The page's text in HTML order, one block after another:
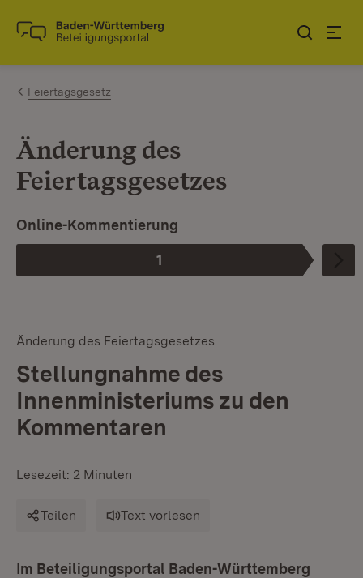
Zum Inhalt springen
Link zur Startseite
Feiertagsgesetz
Änderung des
Feiertagsgesetzes
Phase
1
:
Online-Kommentierung
Änderung des Feiertagsgesetzes
Stellungnahme des
Innenministeriums zu den
Kommentaren
Lesezeit: 2 Minuten
Teilen Text vorlesen
Im Beteiligungsportal Baden-Württemberg